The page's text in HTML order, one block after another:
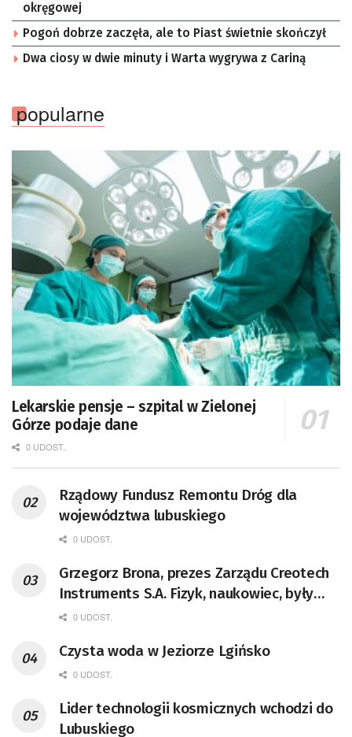
okręgowej
Pogoń dobrze zaczęła, ale to Piast świetnie skończył
Dwa ciosy w dwie minuty i Warta wygrywa z Cariną
popularne
Lekarskie pensje – szpital w Zielonej
Górze podaje dane
0 UDOST.
Rządowy Fundusz Remontu Dróg dla
województwa lubuskiego
0 UDOST.
Grzegorz Brona, prezes Zarządu Creotech
Instruments S.A. Fizyk, naukowiec, były
pracownik CERN w Genewie,
doktor habilitowany nauk fizycznych,
koordynator Rady Sektorowej ds.
Kosmicznego oraz członek Komitetu
0 UDOST.
Czysta woda w Jeziorze Lgińsko
0 UDOST.
Lider technologii kosmicznych wchodzi do
Lubuskiego